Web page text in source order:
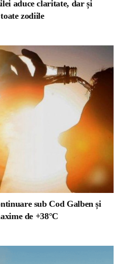
aduce claritate, dar și
zodiile
sub Cod Galben și
de +38°C